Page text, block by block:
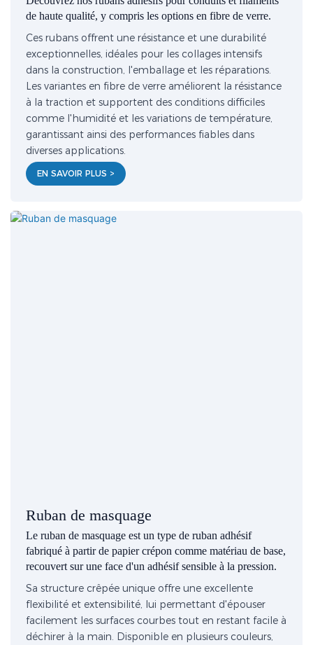
de haute qualité, y compris les options en fibre de verre.
Ces rubans offrent une résistance et une durabilité
exceptionnelles, idéales pour les collages intensifs
dans la construction, l'emballage et les réparations.
Les variantes en fibre de verre améliorent la résistance
à la traction et supportent des conditions difficiles
comme l'humidité et les variations de température,
garantissant ainsi des performances fiables dans
diverses applications.
EN SAVOIR PLUS >
Ruban de masquage
Le ruban de masquage est un type de ruban adhésif
fabriqué à partir de papier crépon comme matériau de base,
recouvert sur une face d'un adhésif sensible à la pression.
Sa structure crêpée unique offre une excellente
flexibilité et extensibilité, lui permettant d'épouser
facilement les surfaces courbes tout en restant facile à
déchirer à la main. Disponible en plusieurs couleurs,